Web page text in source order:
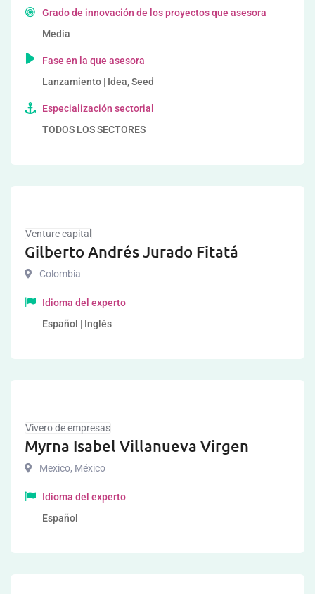
Grado de innovación de los proyectos que asesora
Media
Fase en la que asesora
Lanzamiento | Idea, Seed
Especialización sectorial
TODOS LOS SECTORES
Venture capital
Gilberto Andrés Jurado Fitatá
Colombia
Idioma del experto
Español | Inglés
Vivero de empresas
Myrna Isabel Villanueva Virgen
Mexico, México
Idioma del experto
Español